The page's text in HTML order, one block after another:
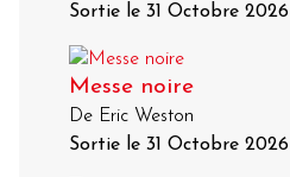
Sortie le 31 Octobre 2026
Messe noire
De Eric Weston
Sortie le 31 Octobre 2026